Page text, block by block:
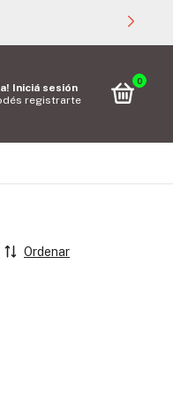
Iniciá sesión
registrarte
0
Ordenar